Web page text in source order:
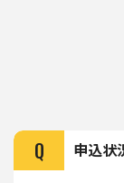
Q 申込状